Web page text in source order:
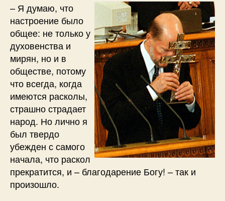
– Я думаю, что
настроение было
общее: не только у
духовенства и
мирян, но и в
обществе, потому
что всегда, когда
имеются расколы,
страшно страдает
народ. Но лично я
был твердо
убежден с самого
начала, что раскол
прекратится, и – благодарение Богу! – так и
произошло.